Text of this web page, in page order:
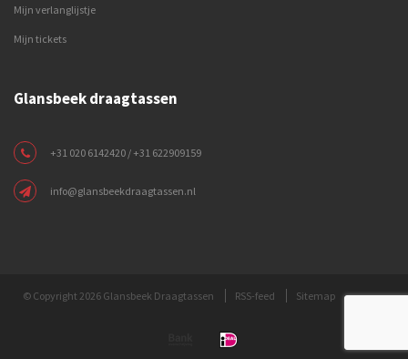
Mijn verlanglijstje
Mijn tickets
Glansbeek draagtassen
+31 020 6142420 / +31 622909159
info@glansbeekdraagtassen.nl
© Copyright 2026 Glansbeek Draagtassen RSS-feed Sitemap